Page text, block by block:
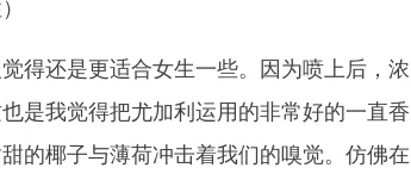
得还是更适合女生一些。因为喷上后，浓
是我觉得把尤加利运用的非常好的一直香
的椰子与薄荷冲击着我们的嗅觉。仿佛在